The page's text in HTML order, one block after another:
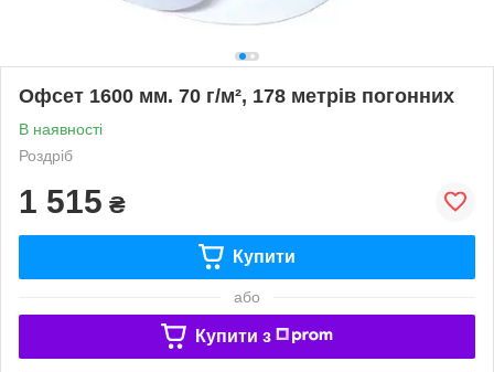
Офсет 1600 мм. 70 г/м², 178 метрів погонних
В наявності
Роздріб
1 515 ₴
Купити
або
Купити з